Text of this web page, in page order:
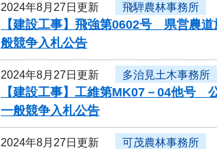
2024年8月27日更新 飛騨農林事務所
【建設工事】飛強第0602号 県営農
般競争入札公告
2024年8月27日更新 多治見土木事務所
【建設工事】工維第MK07－04他号
一般競争入札公告
2024年8月27日更新 可茂農林事務所